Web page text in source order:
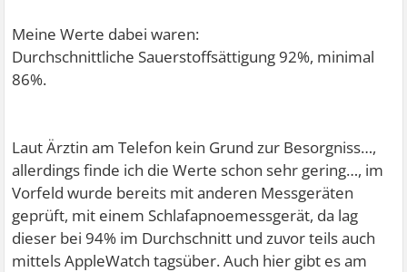
Meine Werte dabei waren:
Durchschnittliche Sauerstoffsättigung 92%, minimal
86%.
Laut Ärztin am Telefon kein Grund zur Besorgniss…,
allerdings finde ich die Werte schon sehr gering…, im
Vorfeld wurde bereits mit anderen Messgeräten
geprüft, mit einem Schlafapnoemessgerät, da lag
dieser bei 94% im Durchschnitt und zuvor teils auch
mittels AppleWatch tagsüber. Auch hier gibt es am